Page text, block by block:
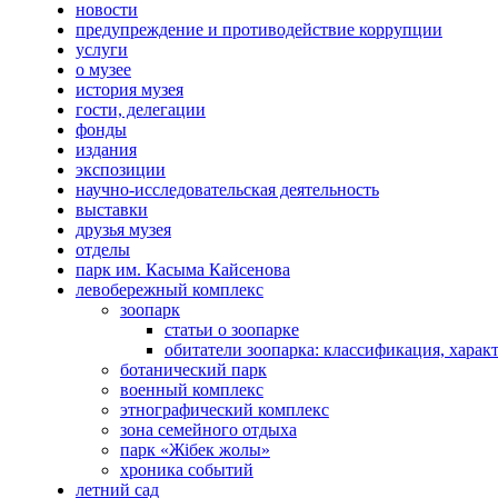
новости
предупреждение и противодействие коррупции
услуги
о музее
история музея
гости, делегации
фонды
издания
экспозиции
научно-исследовательская деятельность
выставки
друзья музея
отделы
парк им. Касыма Кайсенова
левобережный комплекс
зоопарк
статьи о зоопарке
обитатели зоопарка: классификация,
ботанический парк
военный комплекс
этнографический комплекс
зона семейного отдыха
парк «Жібек жолы»
хроника событий
летний сад